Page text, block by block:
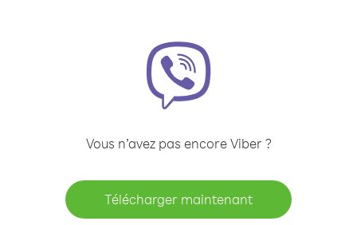
Vous n’avez pas encore Viber ?
Télécharger maintenant